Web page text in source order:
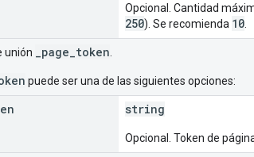
Opcional. Cantidad
250). Se recomienda 10
unión _page_token
puede ser una de las siguientes opciones:
string
Opcional. Token de